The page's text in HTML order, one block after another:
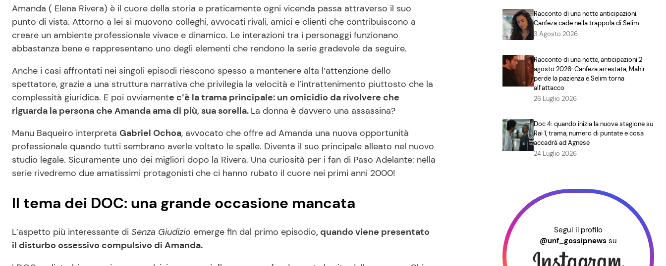
Amanda ( Elena Rivera) è il cuore della storia e praticamente ogni vicenda passa attraverso il suo
punto di vista. Attorno a lei si muovono colleghi, avvocati rivali, amici e clienti che contribuiscono a
creare un ambiente professionale vivace e dinamico. Le interazioni tra i personaggi funzionano
abbastanza bene e rappresentano uno degli elementi che rendono la serie gradevole da seguire.
Anche i casi affrontati nei singoli episodi riescono spesso a mantenere alta l’attenzione dello
spettatore, grazie a una struttura narrativa che privilegia la velocità e l’intrattenimento piuttosto che la
complessità giuridica. E poi ovviamente c’è la trama principale: un omicidio da rivolvere che
riguarda la persona che Amanda ama di più, sua sorella. La donna è davvero una assassina?
Manu Baqueiro interpreta Gabriel Ochoa, avvocato che offre ad Amanda una nuova opportunità
professionale quando tutti sembrano averle voltato le spalle. Diventa il suo principale alleato nel nuovo
studio legale. Sicuramente uno dei migliori dopo la Rivera. Una curiosità per i fan di Paso Adelante: nella
serie rivedremo due amatissimi protagonisti che ci hanno rubato il cuore nei primi anni 2000!
Il tema dei DOC: una grande occasione mancata
L’aspetto più interessante di Senza Giudizio emerge fin dal primo episodio, quando viene presentato
il disturbo ossessivo compulsivo di Amanda.
Racconto di una notte anticipazioni:
Canfeza cade nella trappola di Selim
3 Agosto 2026
Racconto di una notte, anticipazioni 2
agosto 2026: Canfeza arrestata, Mahir
perde la pazienza e Selim torna
all’attacco
26 Luglio 2026
Doc 4: quando inizia la nuova stagione su
Rai 1, trama, numero di puntate e cosa
accadrà ad Agnese
24 Luglio 2026
Segui il profilo
@unf_gossipnews su